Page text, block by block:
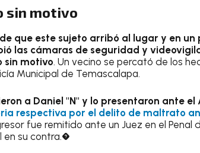
sin motivo
de que este sujeto arribó al lugar y en
las cámaras de seguridad y
sin motivo. Un vecino se percató de los
Municipal de Temascalapa.
a Daniel "N" y lo presentaron ante
respectiva por el delito de maltrato
fue remitido ante un Juez en el
en su contra.�